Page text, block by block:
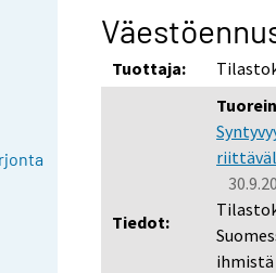
Tuottaja:
Tiedot:
ihmistä